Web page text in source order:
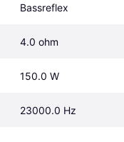
Bassreflex
4.0 ohm
150.0 W
23000.0 Hz